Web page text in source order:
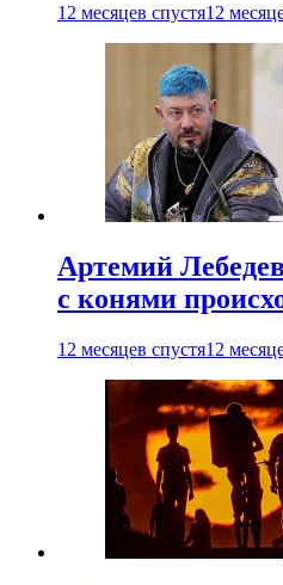
12 месяцев спустя12
Артемий
с конями
12 месяцев спустя12